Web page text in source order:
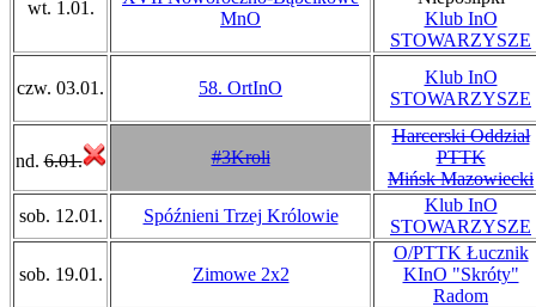
wt. 1.01.
MnO
Klub InO
STOWARZYSZE
czw. 03.01. 58. OrtInO
Klub InO
STOWARZYSZE
nd.6.01. #3Kroli
Harcerski Oddział
PTTK
Mińsk Mazowiecki
sob. 12.01.
Spóźnieni Trzej Królowie
Klub InO
STOWARZYSZE
sob. 19.01. Zimowe 2x2
O/PTTK Łucznik
KInO "Skróty"
Radom